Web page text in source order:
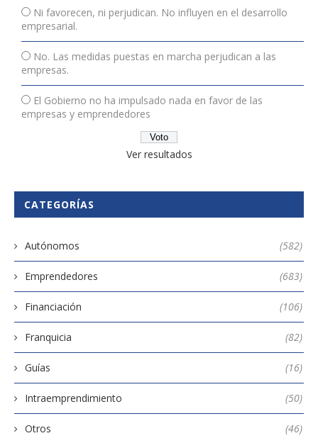
Ni favorecen, ni perjudican. No influyen en el desarrollo
empresarial.
No. Las medidas puestas en marcha perjudican a las
empresas.
El Gobierno no ha impulsado nada en favor de las
empresas y emprendedores
Ver resultados
CATEGORÍAS
Autónomos (582)
Emprendedores (683)
Financiación (106)
Franquicia (82)
Guías (16)
Intraemprendimiento (50)
Otros (46)